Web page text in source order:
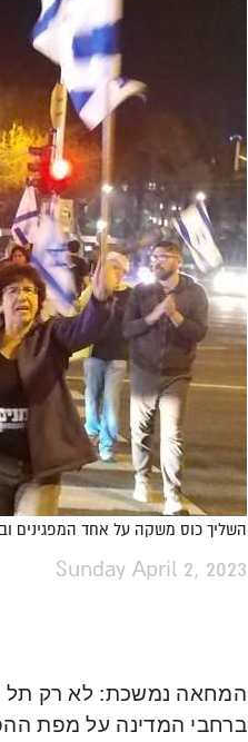
השליך כוס משקה על אחד המפגינים
Sunday April 2, 2023
המחאה נמשכת: לא רק תל
ברחבי המדינה על מפת